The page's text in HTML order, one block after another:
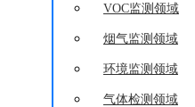
VOC监测领域
烟气监测领域
环境监测领域
气体检测领域